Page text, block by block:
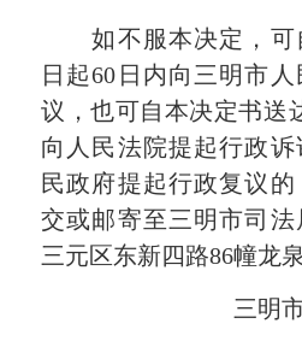
如不服本决定，可
日起60日内向三明市
议，也可自本决定书送
向人民法院提起行政诉
民政府提起行政复议
交或邮寄至三明市司
三元区东新四路86幢龙
三明市